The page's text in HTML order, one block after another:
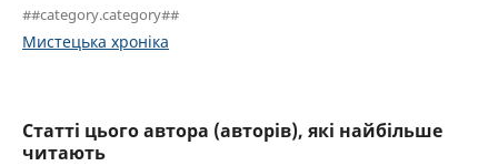
##category.category##
Мистецька хроніка
Статті цього автора (авторів), які найбільше
читають